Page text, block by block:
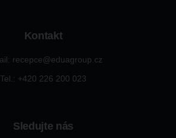
Kontakt
recepce@eduagroup.cz
Tel.: +420 226 200 023
Sledujte nás